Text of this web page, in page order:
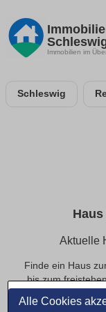
Alle Cookies
Immobilien im
Schleswig
Aktuelle
Finde ein Haus
bis zum
Angebote auf
Filter wie